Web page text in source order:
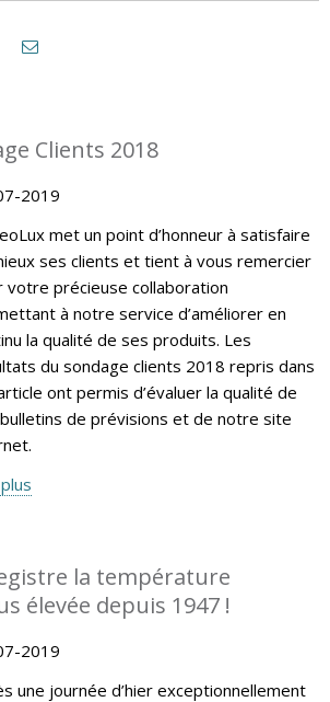
Clients 2018
2019
met un point d’honneur à satisfaire
ses clients et tient à vous remercier
votre précieuse collaboration
à notre service d’améliorer en
la qualité de ses produits. Les
du sondage clients 2018 repris dans
ont permis d’évaluer la qualité de
de prévisions et de notre site
la température
élevée depuis 1947 !
2019
une journée d’hier exceptionnellement